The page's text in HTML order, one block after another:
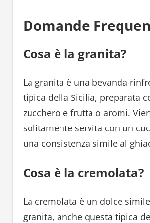
Domande
Cosa è la granita?
La granita è una bevanda
tipica della Sicilia, preparata
zucchero e frutta o aromi.
solitamente servita con un
una consistenza simile al
Cosa è la cremolata?
La cremolata è un dolce
granita, anche questa tipica